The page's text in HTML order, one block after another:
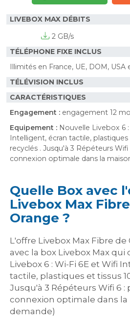
LIVEBOX MAX DÉBITS
2 GB/s
TÉLÉPHONE FIXE INCLUS
Illimités en France, UE, DOM, USA
TÉLÉVISION INCLUS
CARACTÉRISTIQUES
Engagement : engagement 12
Equipement : Nouvelle Livebox 6
Intelligent, écran tactile, plastiques
recyclés . Jusqu'à 3 Répéteurs
connexion optimale dans la
Quelle Box avec
Livebox Max
Orange ?
L'offre Livebox Max Fibre
avec la box Livebox Max
Livebox 6 : Wi-Fi 6E et Wifi
tactile, plastiques et tissus
Jusqu'à 3 Répéteurs Wifi 6 :
connexion optimale dans la
demande)